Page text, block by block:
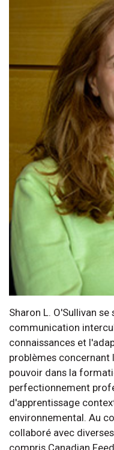
Sharon L. O'Sullivan
communication
connaissances et
problèmes concernant
pouvoir dans la
perfectionnement
d'apprentissage
environnemental. Au
collaboré avec